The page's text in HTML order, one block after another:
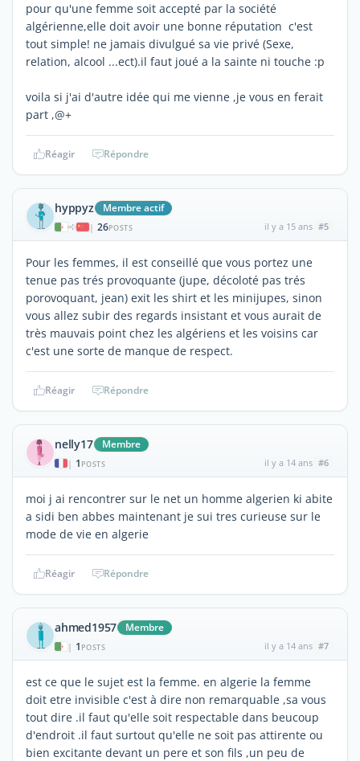
pour qu'une femme soit accepté par la société
algérienne,elle doit avoir une bonne réputation c'est
tout simple! ne jamais divulgué sa vie privé (Sexe,
relation, alcool ...ect).il faut joué a la sainte ni touche :p
voila si j'ai d'autre idée qui me vienne ,je vous en ferait
part ,@+
Réagir Répondre
hyppyz Membre actif
| 26POSTS il y a 15 ans #5
Pour les femmes, il est conseillé que vous portez une
tenue pas trés provoquante (jupe, décoloté pas trés
porovoquant, jean) exit les shirt et les minijupes, sinon
vous allez subir des regards insistant et vous aurait de
très mauvais point chez les algériens et les voisins car
c'est une sorte de manque de respect.
Réagir Répondre
nelly17 Membre
| 1 POSTS il y a 14 ans #6
moi j ai rencontrer sur le net un homme algerien ki abite
a sidi ben abbes maintenant je sui tres curieuse sur le
mode de vie en algerie
Réagir Répondre
ahmed1957 Membre
| 1 POSTS il y a 14 ans #7
est ce que le sujet est la femme. en algerie la femme
doit etre invisible c'est à dire non remarquable ,sa vous
tout dire .il faut qu'elle soit respectable dans beucoup
d'endroit .il faut surtout qu'elle ne soit pas attirente ou
bien excitante devant un pere et son fils ,un peu de